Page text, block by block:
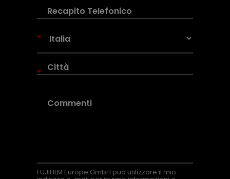
*
*
FUJIFILM Europe GmbH può utilizzare il mio